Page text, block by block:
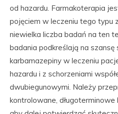
od hazardu. Farmakoterapia
pojęciem w leczeniu tego typu
niewielka liczba badań na ten
badania podkreślają na
karbamazepiny w leczeniu
hazardu i z schorzeniami
dwubiegunowymi. Należy
kontrolowane,